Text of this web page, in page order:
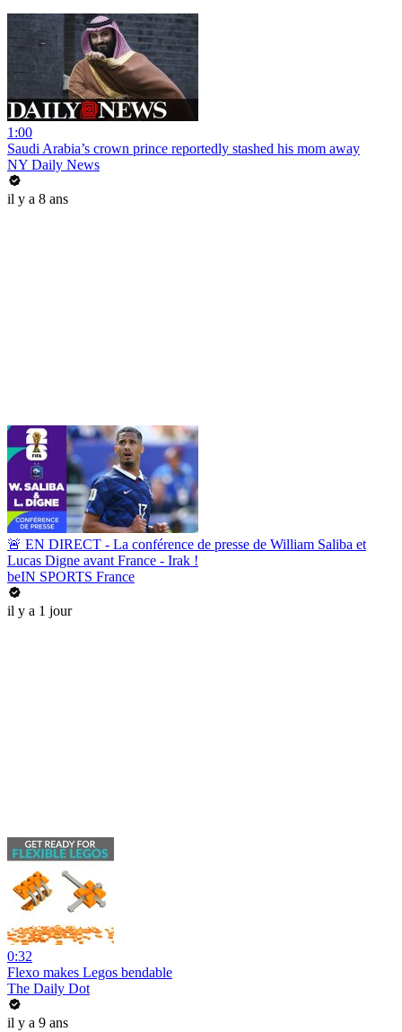
1:00
Saudi Arabia’s crown prince reportedly stashed his mom away
NY Daily News
il y a 8 ans
🚨 EN DIRECT - La conférence de presse de William Saliba et
Lucas Digne avant France - Irak !
beIN SPORTS France
il y a 1 jour
0:32
Flexo makes Legos bendable
The Daily Dot
il y a 9 ans